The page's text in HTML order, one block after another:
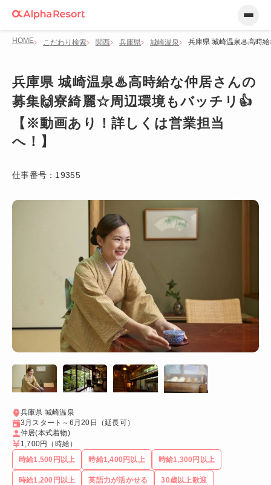
HOME こだわり検索 関西 兵庫県 城崎温泉 兵庫県 城崎温泉♨高時
兵庫県 城崎温泉♨高時給な仲居さんの
募集🙌寮綺麗☆周辺環境もバッチリ👍
【※動画あり！詳しくは営業担当
へ！】
仕事番号： 19355
兵庫県 城崎温泉
3月スタート～6月20日（延長可）
仲居(本式着物)
1,700円 （時給）
時給1,500円以上
時給1,400円以上 時給1,300円以上
時給1,200円以上 英語力が活かせる 30歳以上歓迎